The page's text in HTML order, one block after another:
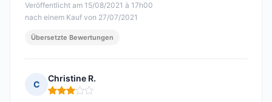
Veröffentlicht am 15/08/2021 à 17h00
nach einem Kauf von 27/07/2021
Übersetzte Bewertungen
C
Christine R.
Hinweis: 3 von 5